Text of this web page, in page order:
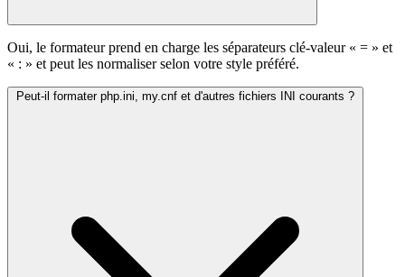
Oui, le formateur prend en charge les séparateurs clé-valeur « = » et
« : » et peut les normaliser selon votre style préféré.
Peut-il formater php.ini, my.cnf et d'autres fichiers INI courants ?